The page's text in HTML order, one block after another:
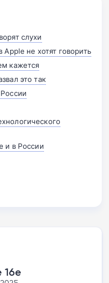
слухи
Apple не хотят говорить
кажется
это так
и в России
16e